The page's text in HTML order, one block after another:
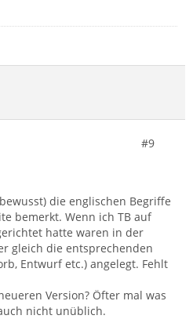
#9
die englischen Begriffe
bemerkt. Wenn ich TB auf
hatte waren in der
gleich die entsprechenden
Entwurf etc.) angelegt. Fehlt
Version? Öfter mal was
nicht unüblich.